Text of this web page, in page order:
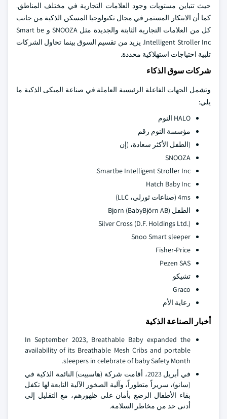
حيث تتباين مستويات وجود العلامات التجارية في مختلف المناطق.
كما أن الابتكار المستمر في مجال تكنولوجيا المسكن الذكية من جانب
كل من العلامات التجارية الثابتة والجديدة مثل SNOOZA و Smart be
Intelligent Stroller Inc. يزيد من تقسيم السوق بينما تحاول الشركات
تلبية احتياجات استهلاكية محددة.
شركات سوق الذكاء
وتشمل الجهات الفاعلة الرئيسية العاملة في صناعة المبكى الذكية ما
يلي:
HALO النوم
مؤسسة النوم رقم
(الطفل الأكثر سعادة، (إن
SNOOZA
Smartbe Intelligent Stroller Inc.
Hatch Baby Inc
4ms (صناعات ثورلي، LLC)
الطفل Bjorn (BabyBjörn AB)
Silver Cross (D.F. Holdings Ltd.)
Snoo Smart sleeper
Fisher-Price
Pezen SAS
تشيكو
Graco
رعاية الأم
أخبار الصناعة الذكية
In September 2023, Breathable Baby expanded the
availability of its Breathable Mesh Cribs and portable
sleepers in celebrate of baby Safety Month.
في أبريل 2023، أقامت شركة (هاسبيت) النائمة الذكية في
(سانو)، سريراً متطوراً، وآلية الصخور الآلية التابعة لها تكفل
بقاء الأطفال الرضع بأمان على ظهورهم، مع التقليل إلى
أدنى حد من مخاطر السلامة.